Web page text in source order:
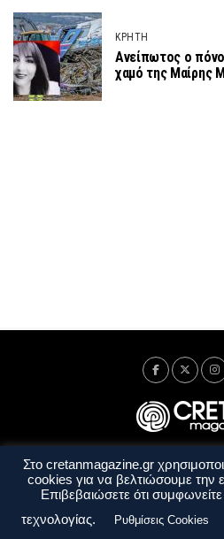
ΚΡΗΤΗ
Ανείπωτος ο
χαμό της Μαίρης
Ταυτότητα Πολιτική
Όροι και
Στο cretanmagazine.gr
cookies για να βελτιώσουμε την
Επιβεβαιώσετε ότι
τεχνολογίας.
Ρυθμίσεις Cookies